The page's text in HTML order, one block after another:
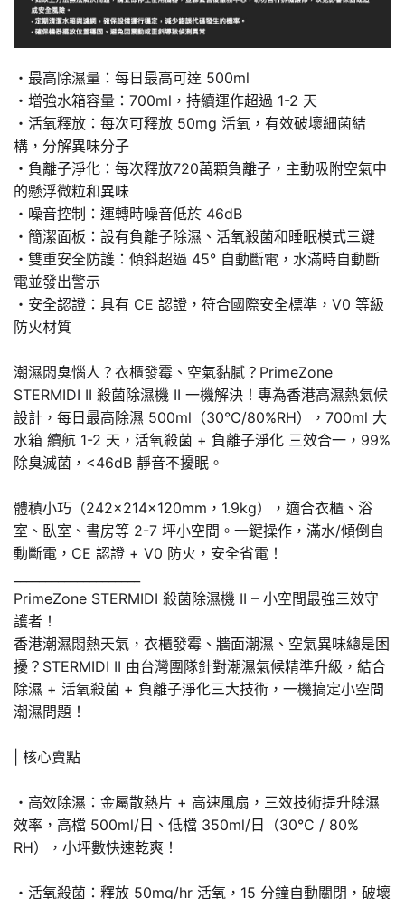
・最高除濕量：每日最高可達 500ml
・增強水箱容量：700ml，持續運作超過 1-2 天
・活氧釋放：每次可釋放 50mg 活氧，有效破壞細菌結
構，分解異味分子
・負離子淨化：每次釋放720萬顆負離子，主動吸附空氣中
的懸浮微粒和異味
・噪音控制：運轉時噪音低於 46dB
・簡潔面板：設有負離子除濕、活氧殺菌和睡眠模式三鍵
・雙重安全防護：傾斜超過 45° 自動斷電，水滿時自動斷
電並發出警示
・安全認證：具有 CE 認證，符合國際安全標準，V0 等級
防火材質
潮濕悶臭惱人？衣櫃發霉、空氣黏膩？PrimeZone
STERMIDI II 殺菌除濕機 II 一機解決！專為香港高濕熱氣候
設計，每日最高除濕 500ml（30°C/80%RH），700ml 大
水箱 續航 1-2 天，活氧殺菌 + 負離子淨化 三效合一，99%
除臭滅菌，<46dB 靜音不擾眠。
體積小巧（242×214×120mm，1.9kg），適合衣櫃、浴
室、臥室、書房等 2-7 坪小空間。一鍵操作，滿水/傾倒自
動斷電，CE 認證 + V0 防火，安全省電！
PrimeZone STERMIDI 殺菌除濕機 II – 小空間最強三效守
護者！
香港潮濕悶熱天氣，衣櫃發霉、牆面潮濕、空氣異味總是困
擾？STERMIDI II 由台灣團隊針對潮濕氣候精準升級，結合
除濕 + 活氧殺菌 + 負離子淨化三大技術，一機搞定小空間
潮濕問題！
| 核心賣點
・高效除濕：金屬散熱片 + 高速風扇，三效技術提升除濕
效率，高檔 500ml/日、低檔 350ml/日（30°C / 80%
RH），小坪數快速乾爽！
・活氧殺菌：釋放 50mg/hr 活氧，15 分鐘自動關閉，破壞